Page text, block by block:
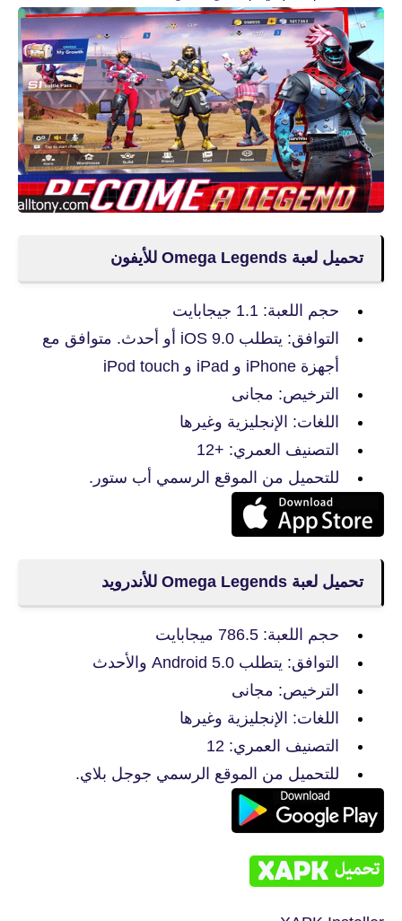
تحميل لعبة Omega Legends‏ للأيفون
حجم اللعبة: 1.1 جيجابايت
التوافق: يتطلب iOS 9.0 أو أحدث. متوافق مع
أجهزة iPhone و iPad و iPod touch
الترخيص: مجانى
اللغات: الإنجليزية وغيرها
التصنيف العمري: +12
للتحميل من الموقع الرسمي أب ستور.
تحميل لعبة Omega Legends‏ للأندرويد
حجم اللعبة: 786.5 ميجابايت
التوافق: يتطلب Android 5.0 والأحدث
الترخيص: مجانى
اللغات: الإنجليزية وغيرها
التصنيف العمري: 12
للتحميل من الموقع الرسمي جوجل بلاي.